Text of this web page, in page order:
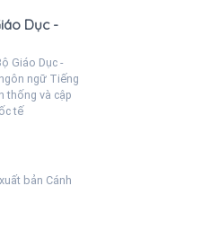
Dục -
Giáo Dục -
ngữ Tiếng
thống và cập
tế
bản Cánh